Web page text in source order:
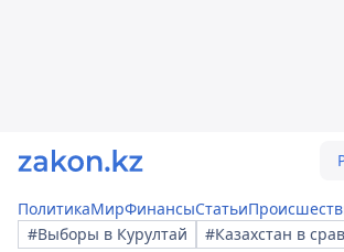
ПолитикаМирФинансыСтатьи
#Выборы в Курултай
#Казахстан в